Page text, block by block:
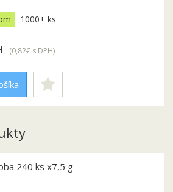
1000+ ks
(0,82€ s DPH)
240 ks x7,5 g